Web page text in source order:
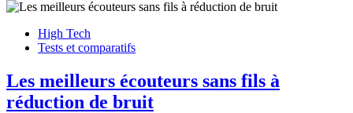
High Tech
Tests et comparatifs
Les meilleurs écouteurs sans fils à
réduction de bruit